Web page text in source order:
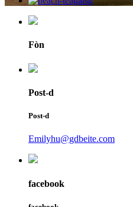
Fòn
Post-d
Post-d
Emilyhu@gdbeite.com
facebook